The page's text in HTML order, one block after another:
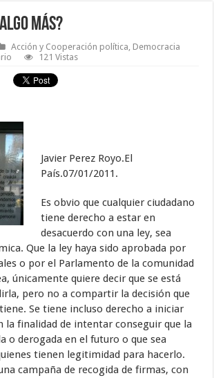
más?
Acción y Cooperación política, Democracia
121 Vistas
Javier Perez Royo.El
País.07/01/2011.
Es obvio que cualquier ciudadano
tiene derecho a estar en
desacuerdo con una ley, sea
Que la ley haya sido aprobada por
o por el Parlamento de la comunidad
únicamente quiere decir que se está
pero no a compartir la decisión que
Se tiene incluso derecho a iniciar
la finalidad de intentar conseguir que la
o derogada en el futuro o que sea
tienen legitimidad para hacerlo.
campaña de recogida de firmas, con